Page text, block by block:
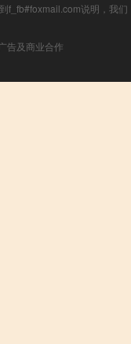
f_fb#foxmail.com说明，我们
告及商业合作